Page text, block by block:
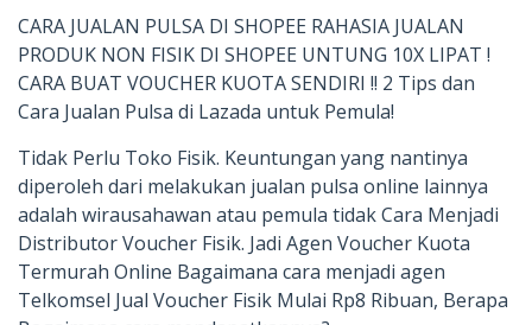
CARA JUALAN PULSA DI SHOPEE RAHASIA JUALAN
PRODUK NON FISIK DI SHOPEE UNTUNG 10X LIPAT !
CARA BUAT VOUCHER KUOTA SENDIRI !! 2 Tips dan
Cara Jualan Pulsa di Lazada untuk Pemula!
Tidak Perlu Toko Fisik. Keuntungan yang nantinya
diperoleh dari melakukan jualan pulsa online lainnya
adalah wirausahawan atau pemula tidak Cara Menjadi
Distributor Voucher Fisik. Jadi Agen Voucher Kuota
Termurah Online Bagaimana cara menjadi agen
Telkomsel Jual Voucher Fisik Mulai Rp8 Ribuan, Berapa